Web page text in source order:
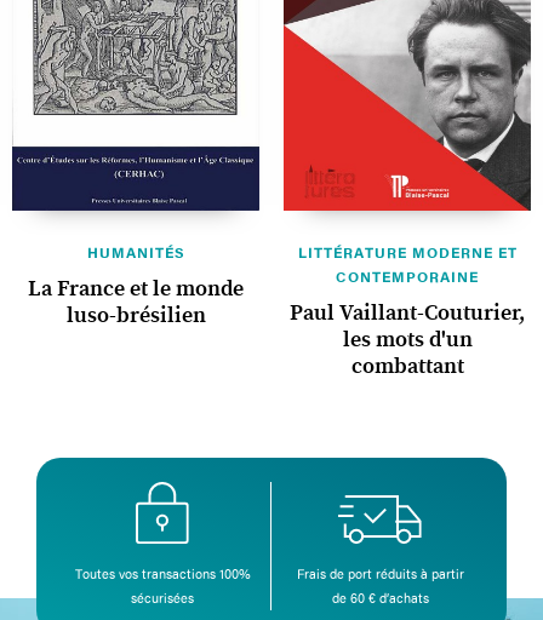
HUMANITÉS
La France et le monde
luso-brésilien
LITTÉRATURE MODERNE ET
CONTEMPORAINE
Paul Vaillant-Couturier,
les mots d'un
combattant
Toutes vos transactions 100%
sécurisées
Frais de port réduits à partir
de 60 € d’achats